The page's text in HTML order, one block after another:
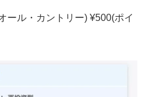
ール・カントリー) ¥500(ポイ